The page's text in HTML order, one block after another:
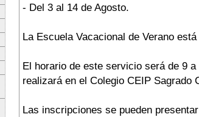
- Del 3 al 14 de Agosto.
La Escuela Vacacional de Verano
El horario de este servicio será de 9
realizará en el Colegio CEIP Sagrado
Las inscripciones se pueden